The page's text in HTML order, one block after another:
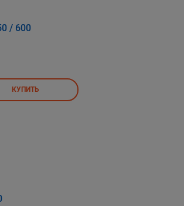
/ 600
КУПИТЬ